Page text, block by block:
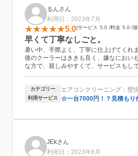
るんさん
利用日：2023年7月
5.0 サービス 5.0 料金 5.0
早くて丁寧なしごと。
暑い中、手際よく、丁寧に仕上げてくれ
後のクーラーはききも良く、嫌なにおい
な方で、親しみやすくて、サービスもし
ます。お値段も2台分で割引も入り、と
カテゴリー エアコンクリーニング：壁
利用サービス ☆一台7000円！？見積もり
JEkさん
利用日：2023年6月